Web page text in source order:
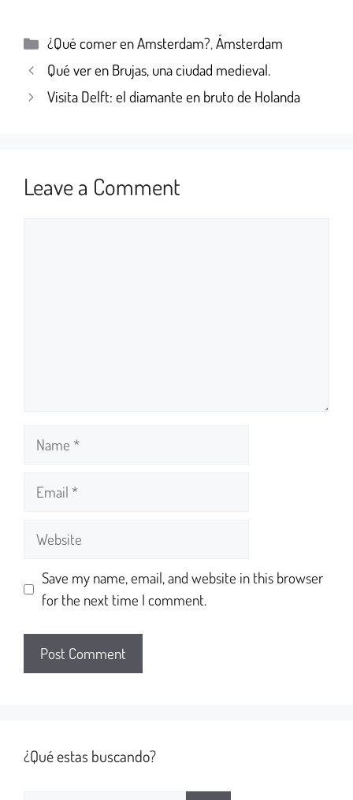
¿Qué comer en Amsterdam?,Ámsterdam
Qué ver en Brujas, una ciudad medieval.
Visita Delft: el diamante en bruto de Holanda
Leave a Comment
Save my name, email, and website in this browser
for the next time I comment.
¿Qué estas buscando?